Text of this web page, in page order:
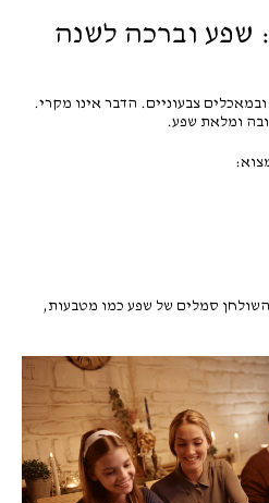
שפע וברכה לשנה
צבעוניים. הדבר אינו מקרי.
ומלאת שפע.
סמלים של שפע כמו מטבעות,